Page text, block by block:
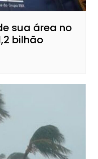
sua área no
bilhão